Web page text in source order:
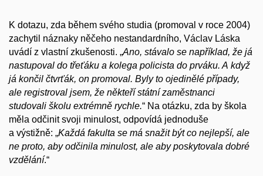
K dotazu, zda během svého studia (promoval v roce 2004)
zachytil náznaky něčeho nestandardního, Václav Láska
uvádí z vlastní zkušenosti. „Ano, stávalo se například, že já
nastupoval do třeťáku a kolega policista do prváku. A když
já končil čtvrťák, on promoval. Byly to ojedinělé případy,
ale registroval jsem, že někteří státní zaměstnanci
studovali školu extrémně rychle.“ Na otázku, zda by škola
měla odčinit svoji minulost, odpovídá jednoduše
a výstižně: „Každá fakulta se má snažit být co nejlepší, ale
ne proto, aby odčinila minulost, ale aby poskytovala dobré
vzdělání.“